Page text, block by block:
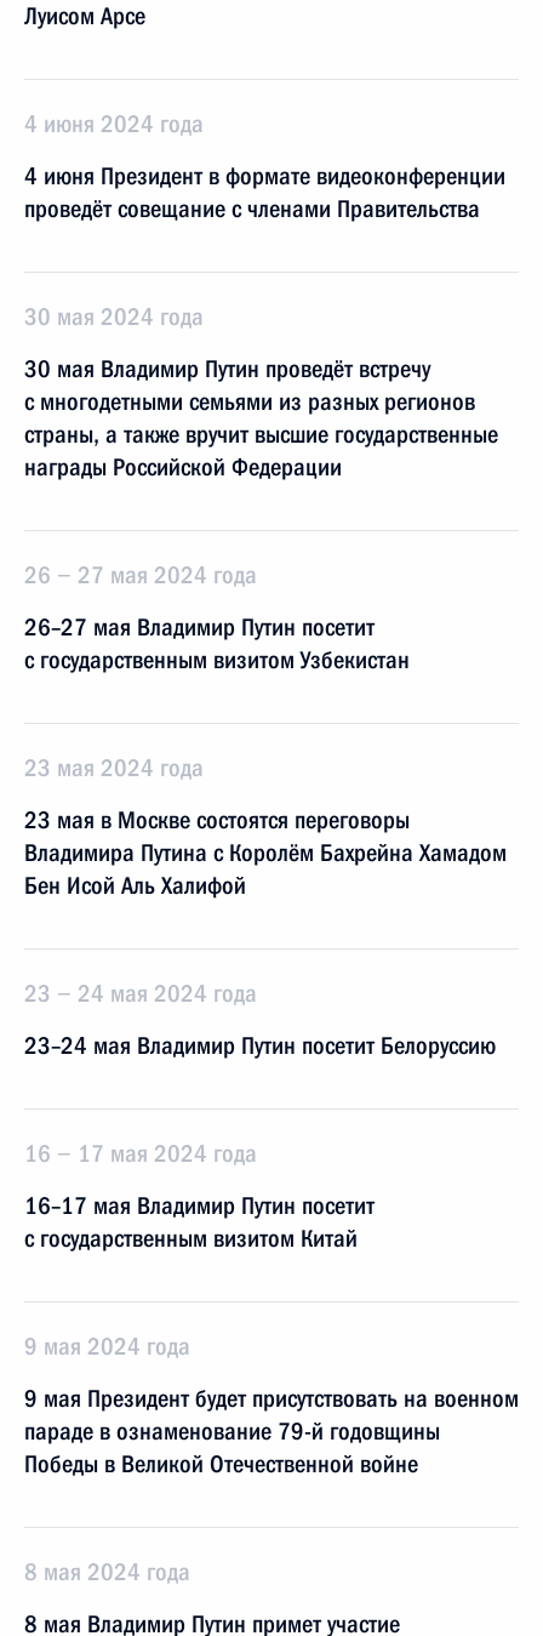
Луисом Арсе
4 июня 2024 года
4 июня Президент в формате видеоконференции
проведёт совещание с членами Правительства
30 мая 2024 года
30 мая Владимир Путин проведёт встречу
с многодетными семьями из разных регионов
страны, а также вручит высшие государственные
награды Российской Федерации
26 − 27 мая 2024 года
26–27 мая Владимир Путин посетит
с государственным визитом Узбекистан
23 мая 2024 года
23 мая в Москве состоятся переговоры
Владимира Путина с Королём Бахрейна Хамадом
Бен Исой Аль Халифой
23 − 24 мая 2024 года
23–24 мая Владимир Путин посетит Белоруссию
16 − 17 мая 2024 года
16–17 мая Владимир Путин посетит
с государственным визитом Китай
9 мая 2024 года
9 мая Президент будет присутствовать на военном
параде в ознаменование 79-й годовщины
Победы в Великой Отечественной войне
8 мая 2024 года
8 мая Владимир Путин примет участие